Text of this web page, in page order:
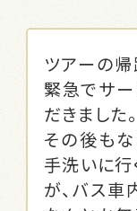
ツアーの
緊急でサ
だきました。
その後も
手洗いに行
が、バス